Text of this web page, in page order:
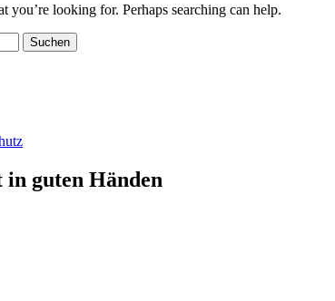
you’re looking for. Perhaps searching can help.
guten Händen